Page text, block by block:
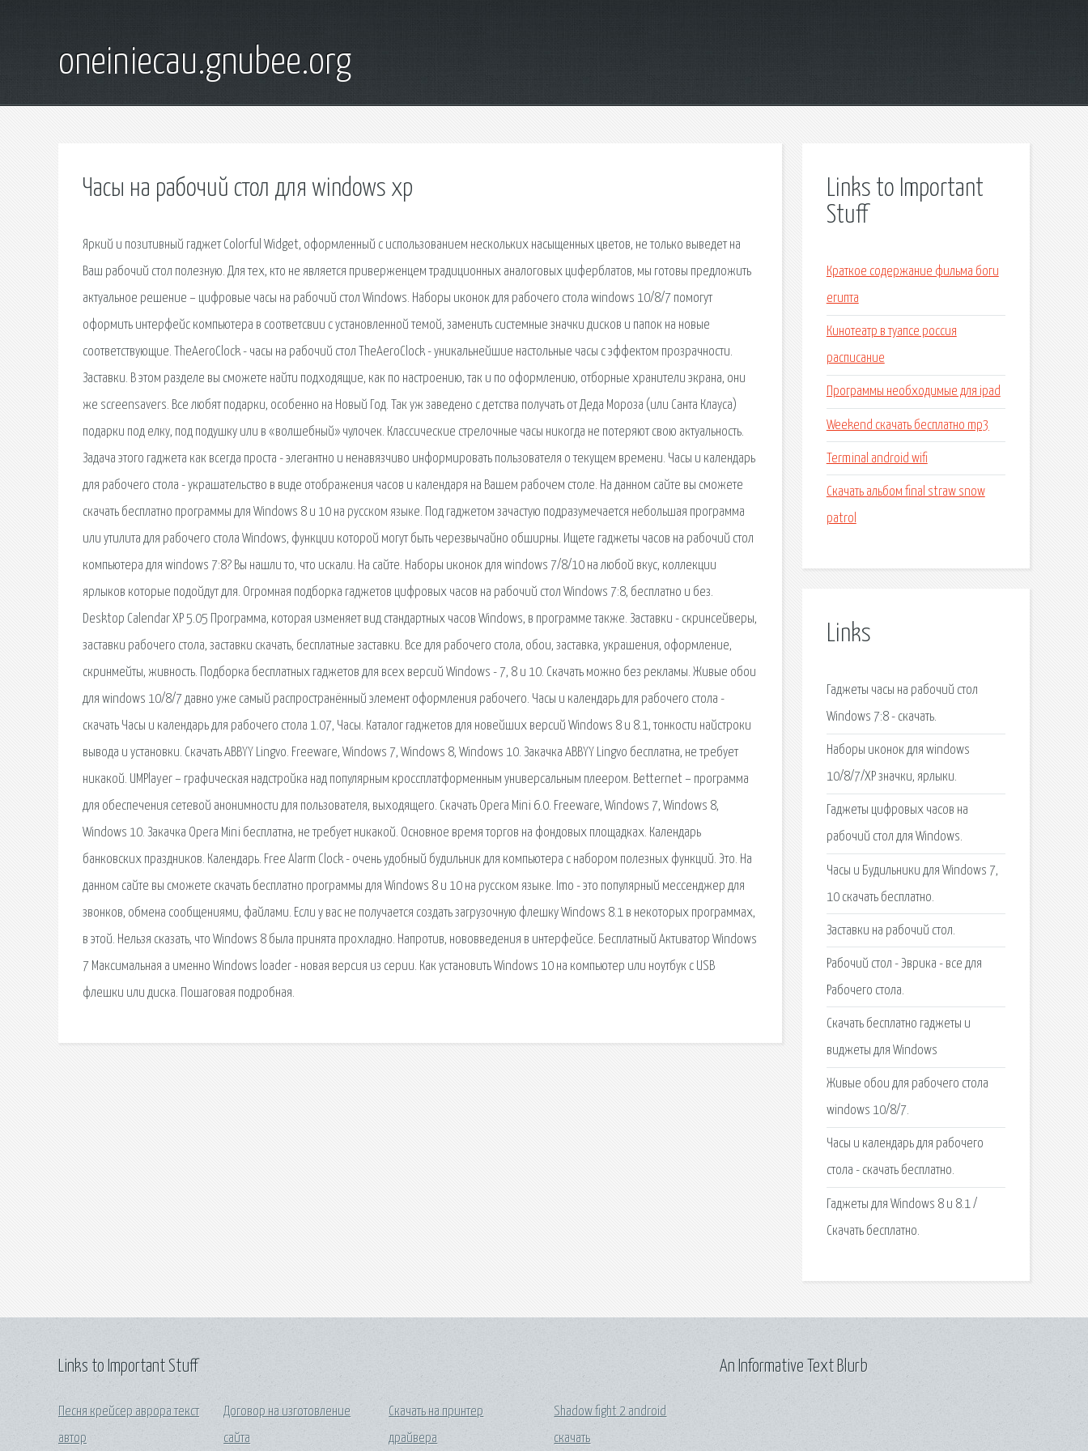
oneiniecau.gnubee.org
Часы на рабочий стол для windows xp
Яркий и позитивный гаджет Colorful Widget, оформленный с использованием нескольких насыщенных цветов, не только выведет на
Ваш рабочий стол полезную. Для тех, кто не является приверженцем традиционных аналоговых циферблатов, мы готовы предложить
актуальное решение – цифровые часы на рабочий стол Windows. Наборы иконок для рабочего стола windows 10/8/7 помогут
оформить интерфейс компьютера в соответсвии с установленной темой, заменить системные значки дисков и папок на новые
соответствующие. TheAeroClock - часы на рабочий стол TheAeroClock - уникальнейшие настольные часы с эффектом прозрачности.
Заставки. В этом разделе вы сможете найти подходящие, как по настроению, так и по оформлению, отборные хранители экрана, они
же screensavers. Все любят подарки, особенно на Новый Год. Так уж заведено с детства получать от Деда Мороза (или Санта Клауса)
подарки под елку, под подушку или в «волшебный» чулочек. Классические стрелочные часы никогда не потеряют свою актуальность.
Задача этого гаджета как всегда проста - элегантно и ненавязчиво информировать пользователя о текущем времени. Часы и календарь
для рабочего стола - украшательство в виде отображения часов и календаря на Вашем рабочем столе. На данном сайте вы сможете
скачать бесплатно программы для Windows 8 и 10 на русском языке. Под гаджетом зачастую подразумечается небольшая программа
или утилита для рабочего стола Windows, функции которой могут быть черезвычайно обширны. Ищете гаджеты часов на рабочий стол
компьютера для windows 7:8? Вы нашли то, что искали. На сайте. Наборы иконок для windows 7/8/10 на любой вкус, коллекции
ярлыков которые подойдут для. Огромная подборка гаджетов цифровых часов на рабочий стол Windows 7:8, бесплатно и без.
Desktop Calendar XP 5.05 Программа, которая изменяет вид стандартных часов Windows, в программе также. Заставки - скринсейверы,
заставки рабочего стола, заставки скачать, бесплатные заставки. Все для рабочего стола, обои, заставка, украшения, оформление,
скринмейты, живность. Подборка бесплатных гаджетов для всех версий Windows - 7, 8 и 10. Скачать можно без рекламы. Живые обои
для windows 10/8/7 давно уже самый распространённый элемент оформления рабочего. Часы и календарь для рабочего стола -
скачать Часы и календарь для рабочего стола 1.07, Часы. Каталог гаджетов для новейших версий Windows 8 и 8.1, тонкости найстроки
вывода и установки. Скачать ABBYY Lingvo. Freeware, Windows 7, Windows 8, Windows 10. Закачка ABBYY Lingvo бесплатна, не требует
никакой. UMPlayer – графическая надстройка над популярным кроссплатформенным универсальным плеером. Betternet – программа
для обеспечения сетевой анонимности для пользователя, выходящего. Скачать Opera Mini 6.0. Freeware, Windows 7, Windows 8,
Windows 10. Закачка Opera Mini бесплатна, не требует никакой. Основное время торгов на фондовых площадках. Календарь
банковских праздников. Календарь. Free Alarm Clock - очень удобный будильник для компьютера с набором полезных функций. Это. На
данном сайте вы сможете скачать бесплатно программы для Windows 8 и 10 на русском языке. Imo - это популярный мессенджер для
звонков, обмена сообщениями, файлами. Если у вас не получается создать загрузочную флешку Windows 8.1 в некоторых программах,
в этой. Нельзя сказать, что Windows 8 была принята прохладно. Напротив, нововведения в интерфейсе. Бесплатный Активатор Windows
7 Максимальная а именно Windows loader - новая версия из серии. Как установить Windows 10 на компьютер или ноутбук с USB
флешки или диска. Пошаговая подробная.
Links to Important
Stuff
Краткое содержание фильма боги
египта
Кинотеатр в туапсе россия
расписание
Программы необходимые для ipad
Weekend скачать бесплатно mp3
Terminal android wifi
Скачать альбом final straw snow
patrol
Links
Гаджеты часы на рабочий стол
Windows 7:8 - скачать.
Наборы иконок для windows
10/8/7/XP значки, ярлыки.
Гаджеты цифровых часов на
рабочий стол для Windows.
Часы и Будильники для Windows 7,
10 скачать бесплатно.
Заставки на рабочий стол.
Рабочий стол - Эврика - все для
Рабочего стола.
Скачать бесплатно гаджеты и
виджеты для Windows
Живые обои для рабочего стола
windows 10/8/7.
Часы и календарь для рабочего
стола - скачать бесплатно.
Гаджеты для Windows 8 и 8.1 /
Скачать бесплатно.
Links to Important Stuff
Песня крейсер аврора текст
автор
Договор на изготовление
сайта
Скачать на принтер
драйвера
Shadow fight 2 android
скачать
An Informative Text Blurb